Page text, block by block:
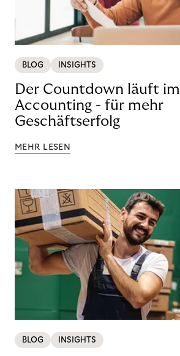
BLOG INSIGHTS
Der Countdown läuft im
Accounting - für mehr
Geschäftserfolg
MEHR LESEN
BLOG INSIGHTS